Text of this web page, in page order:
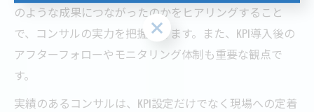
のような成果につながったのかをヒアリングすること
で、コンサルの実力を把握できます。また、KPI導入後の
アフターフォローやモニタリング体制も重要な観点で
す。
実績のあるコンサルは、KPI設定だけでなく現場への定着
お問い合わせはこちら